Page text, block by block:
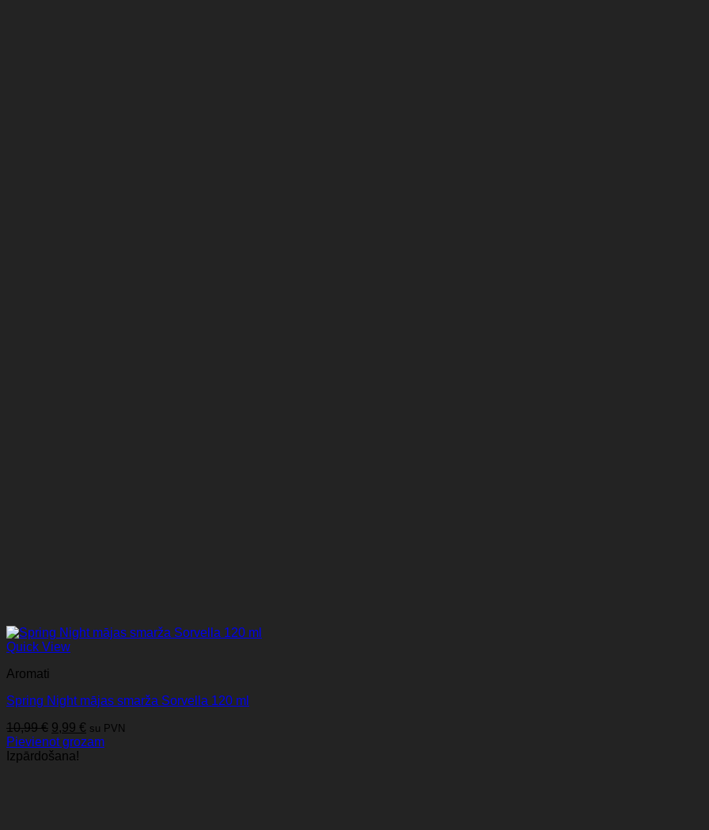
Quick View
Aromati
Spring Night mājas smarža Sorvella 120 ml
10,99€ Original
price
was:
9,99 € Current
price
su PVN
Pievienot grozam
Izpārdošana!